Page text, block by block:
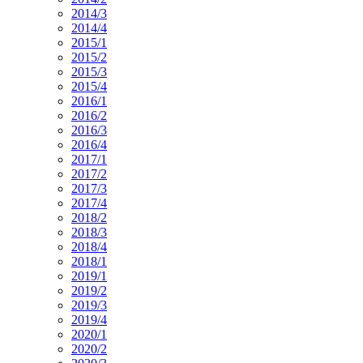
2014/3
2014/4
2015/1
2015/2
2015/3
2015/4
2016/1
2016/2
2016/3
2016/4
2017/1
2017/2
2017/3
2017/4
2018/2
2018/3
2018/4
2018/1
2019/1
2019/2
2019/3
2019/4
2020/1
2020/2